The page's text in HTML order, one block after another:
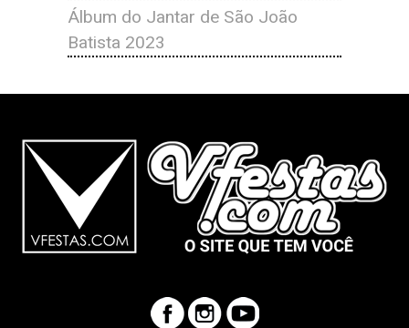
Álbum do Jantar de São João
Batista 2023